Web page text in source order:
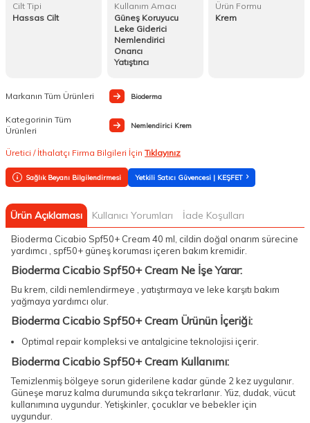
Cilt Tipi
Hassas Cilt
Kullanım Amacı
Güneş Koruyucu
Leke Giderici
Nemlendirici
Onarıcı
Yatıştırıcı
Ürün Formu
Krem
Markanın Tüm Ürünleri Bioderma
Kategorinin Tüm
Ürünleri
Nemlendirici Krem
Üretici / İthalatçı Firma Bilgileri İçin Tıklayınız
Sağlık Beyanı Bilgilendirmesi Yetkili Satıcı Güvencesi | KEŞFET
Ürün Açıklaması Kullanıcı Yorumları İade Koşulları
Bioderma Cicabio Spf50+ Cream 40 ml, cildin doğal onarım sürecine
yardımcı , spf50+ güneş koruması içeren bakım kremidir.
Bioderma Cicabio Spf50+ Cream Ne İşe Yarar:
Bu krem, cildi nemlendirmeye , yatıştırmaya ve leke karşıtı bakım
yağmaya yardımcı olur.
Bioderma Cicabio Spf50+ Cream Ürünün İçeriği:
Optimal repair kompleksi ve antalgicine teknolojisi içerir.
Bioderma Cicabio Spf50+ Cream Kullanımı:
Temizlenmiş bölgeye sorun giderilene kadar günde 2 kez uygulanır.
Güneşe maruz kalma durumunda sıkça tekrarlanır. Yüz, dudak, vücut
kullanımına uygundur. Yetişkinler, çocuklar ve bebekler için
uygundur.